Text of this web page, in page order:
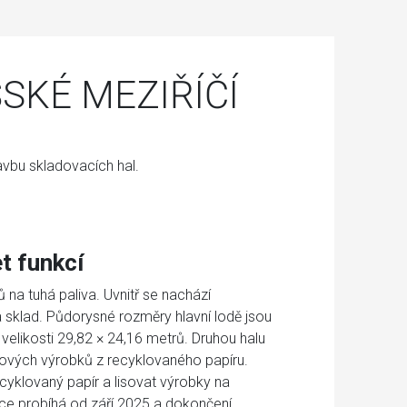
MEZIŘÍČÍ
skladovacích hal.
funkcí
tuhá paliva. Uvnitř se nachází
Půdorysné rozměry hlavní lodě jsou
29,82 × 24,16 metrů. Druhou halu
výrobků z recyklovaného papíru.
papír a lisovat výrobky na
probíhá od září 2025 a dokončení